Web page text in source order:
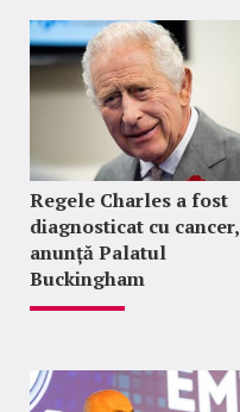
Regele Charles a fost
diagnosticat cu cancer,
anunță Palatul
Buckingham